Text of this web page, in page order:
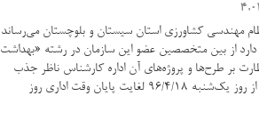
مهندسی کشاورزی استان سیستان و بلوچستان می‌رساند
دارد از بین متخصصین عضو این سازمان در رشته «بهداشت
بر طرح‌ها و پروژه‌های آن اداره کارشناس ناظر جذب
نماید. زمان ثبت‌نام آزمون نظارت از روز یک‌شنبه ۹۶/۴/۱۸ لغایت پایان وقت اداری روز